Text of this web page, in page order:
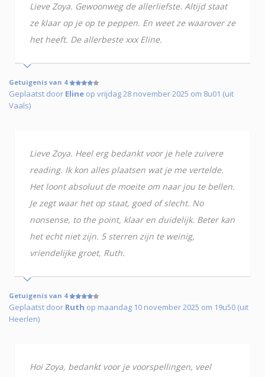
Lieve Zoya. Gewoonweg de allerliefste. Altijd staat
ze klaar op je op te peppen. En weet ze waarover ze
het heeft. De allerbeste xxx Eline.
Getuigenis van 4
Geplaatst door Eline op vrijdag 28 november 2025 om 8u01 (uit
Vaals)
Lieve Zoya. Heel erg bedankt voor je hele zuivere
reading. Ik kon alles plaatsen wat je me vertelde.
Het loont absoluut de moeite om naar jou te bellen.
Je zegt waar het op staat, goed of slecht. No
nonsense, to the point, klaar en duidelijk. Beter kan
het echt niet zijn. 5 sterren zijn te weinig,
vriendelijke groet, Ruth.
Getuigenis van 4
Geplaatst door Ruth op maandag 10 november 2025 om 19u50 (uit
Heerlen)
Hoi Zoya, bedankt voor je voorspellingen, veel